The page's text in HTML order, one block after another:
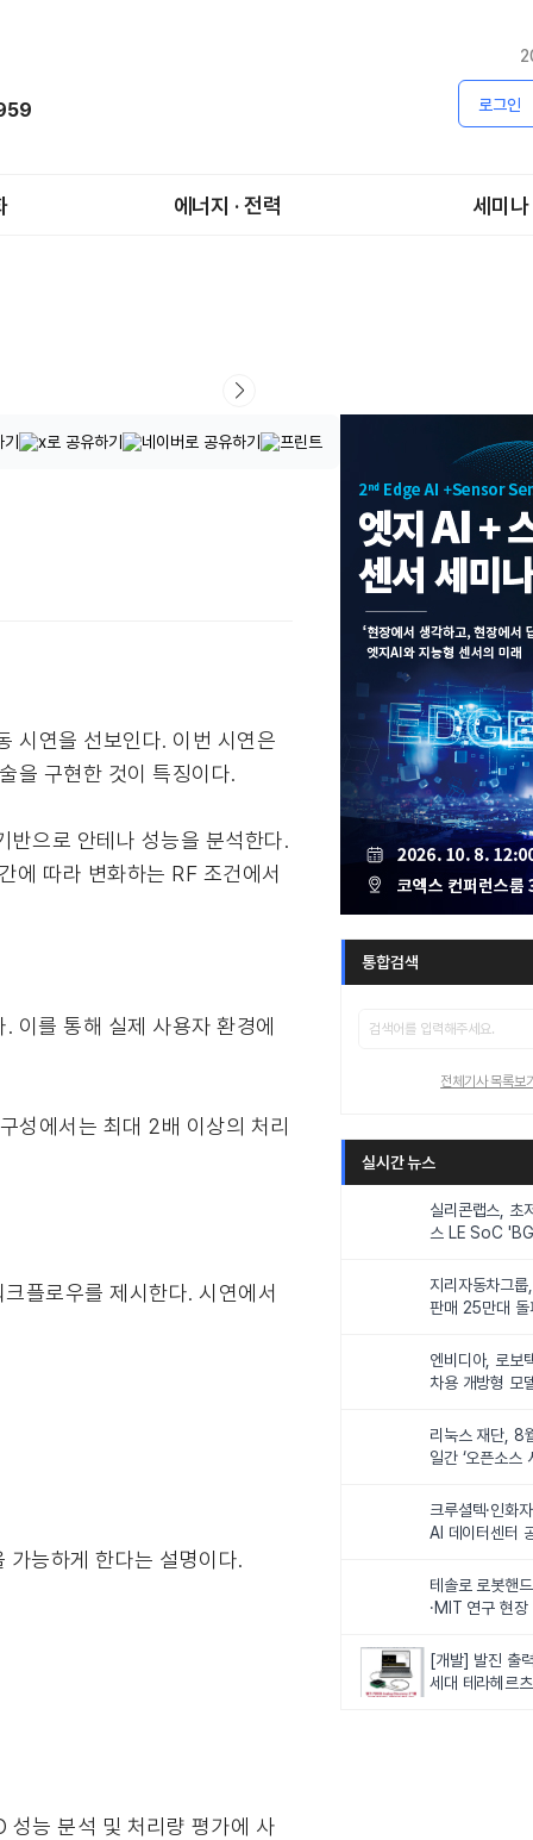
로그인
에너지 · 전력 세미나
시연을 선보인다. 이번 시연은
을 구현한 것이 특징이다.
으로 안테나 성능을 분석한다.
에 따라 변화하는 RF 조건에서
이를 통해 실제 사용자 환경에
성에서는 최대 2배 이상의 처리
플로우를 제시한다. 시연에서
가능하게 한다는 설명이다.
능 분석 및 처리량 평가에 사
통합검색
전체기사 목록보
실시간 뉴스
실리콘랩스, 초
스 LE SoC
지리자동차그
판매 25만대 돌
엔비디아, 로보
차용 개방형 모
리눅스 재단, 8
일간 ‘오픈소스
크루셜텍·인화
AI 데이터센터
테솔로 로봇핸
·MIT 연구 현
화
[개발] 발진 출
세대 테라헤르